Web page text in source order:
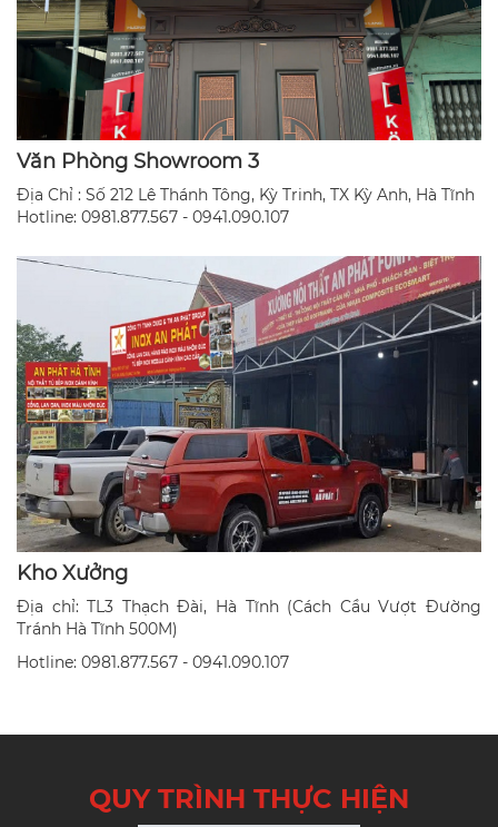
Văn Phòng Showroom 3
Địa Chỉ : Số 212 Lê Thánh Tông, Kỳ Trinh, TX Kỳ Anh, Hà Tĩnh
​Hotline: 0981.877.567 - 0941.090.107
Kho Xưởng
Địa chỉ: TL3 Thạch Đài, Hà Tĩnh (Cách Cầu Vượt Đường
Tránh Hà Tĩnh 500M)
Hotline: 0981.877.567 - 0941.090.107
QUY TRÌNH THỰC HIỆN